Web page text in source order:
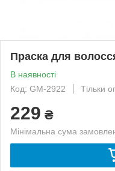
Праска для
В наявності
Код: GM-2922
Тільки
229 ₴
Мінімальна сума